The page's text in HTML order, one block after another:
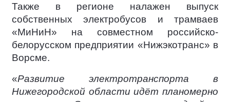
Также в регионе налажен выпуск
собственных электробусов и трамваев
«МиНиН» на совместном российско-
белорусском предприятии «Нижэкотранс» в
Ворсме.
«Развитие электротранспорта в
Нижегородской области идёт планомерно